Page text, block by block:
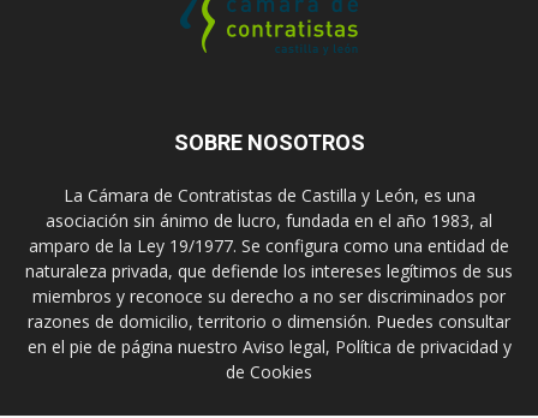
SOBRE NOSOTROS
La Cámara de Contratistas de Castilla y León, es una
asociación sin ánimo de lucro, fundada en el año 1983, al
amparo de la Ley 19/1977. Se configura como una entidad de
naturaleza privada, que defiende los intereses legítimos de sus
miembros y reconoce su derecho a no ser discriminados por
razones de domicilio, territorio o dimensión. Puedes consultar
en el pie de página nuestro Aviso legal, Política de privacidad y
de Cookies